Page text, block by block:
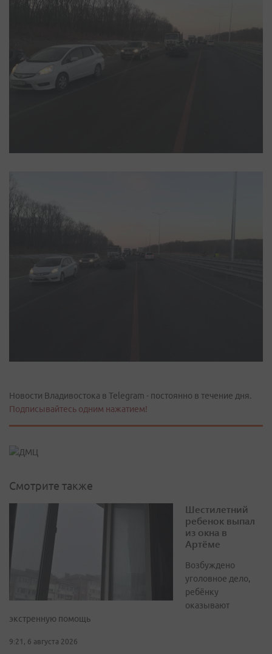
Новости Владивостока в Telegram - постоянно в течение дня.
Подписывайтесь одним нажатием!
Смотрите также
Шестилетний
ребенок выпал
из окна в
Артёме
Возбуждено
уголовное дело,
ребёнку
оказывают
экстренную помощь
9:21, 6 августа 2026